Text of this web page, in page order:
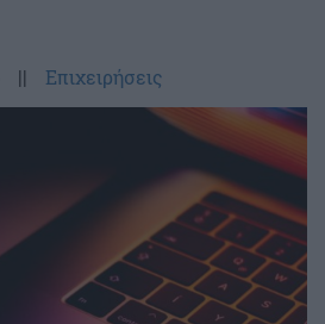
|| Επιχειρήσεις